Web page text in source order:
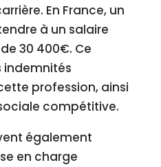
En France, un
à un salaire
30 400€. Ce
indemnités
profession, ainsi
compétitive.
également
en charge